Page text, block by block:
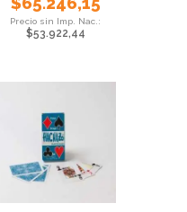
$53.922,44